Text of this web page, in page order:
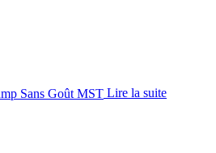
Lire la suite